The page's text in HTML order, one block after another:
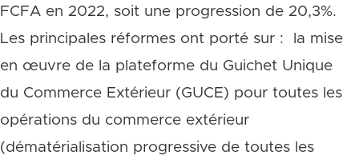
FCFA en 2022, soit une progression de 20,3%.
Les principales réformes ont porté sur : la mise
en œuvre de la plateforme du Guichet Unique
du Commerce Extérieur (GUCE) pour toutes les
opérations du commerce extérieur
(dématérialisation progressive de toutes les